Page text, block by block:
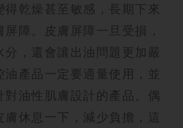
得乾燥甚至敏感，長期下來
障。皮膚屏障一旦受損，
分，還會讓出油問題更加嚴
油產品一定要適量使用，並
對油性肌膚設計的產品。偶
膚休息一下，減少負擔，這